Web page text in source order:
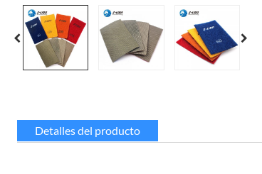
Detalles del producto